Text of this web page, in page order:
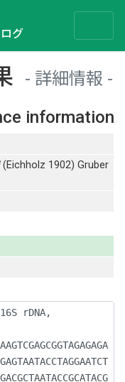
グ
詳細情報
information
(Eichholz 1902) Gruber